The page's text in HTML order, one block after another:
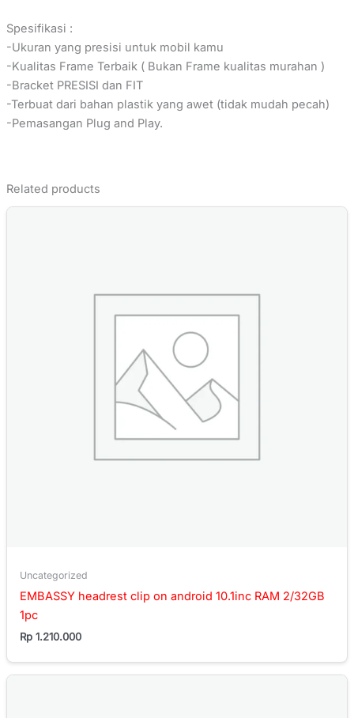
Spesifikasi :
-Ukuran yang presisi untuk mobil kamu
-Kualitas Frame Terbaik ( Bukan Frame kualitas murahan )
-Bracket PRESISI dan FIT
-Terbuat dari bahan plastik yang awet (tidak mudah pecah)
-Pemasangan Plug and Play.
Related products
Uncategorized
EMBASSY headrest clip on android 10.1inc RAM 2/32GB
1pc
Rp 1.210.000